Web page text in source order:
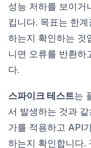
성능 저하를 보이거
킵니다. 목표는 한
하는지 확인하는 것
니면 오류를 반환하
다.
스파이크 테스트는
서 발생하는 것과
가를 적용하고 API
하는지 확인합니다.